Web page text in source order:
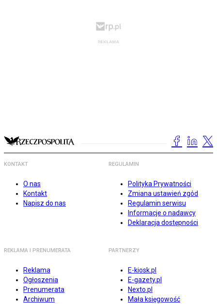
KONTAKT
O nas
Kontakt
Napisz do nas
REGULAMIN
Polityka Prywatności
Zmiana ustawień zgód
Regulamin serwisu
Informacje o nadawcy
Deklaracja dostępności
REKLAMA I PRENUMERATA
Reklama
Ogłoszenia
Prenumerata
Archiwum
PARTNERZY
E-kiosk.pl
E-gazety.pl
Nexto.pl
Mała księgowość